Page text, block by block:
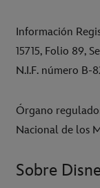
Información
15715, Folio 89,
N.I.F. número B-
Órgano
Nacional de los
Sobre